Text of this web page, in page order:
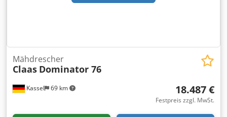
Kassel 69 km
Mähdrescher
Claas Dominator 76
18.487 €
Festpreis zzgl. MwSt.